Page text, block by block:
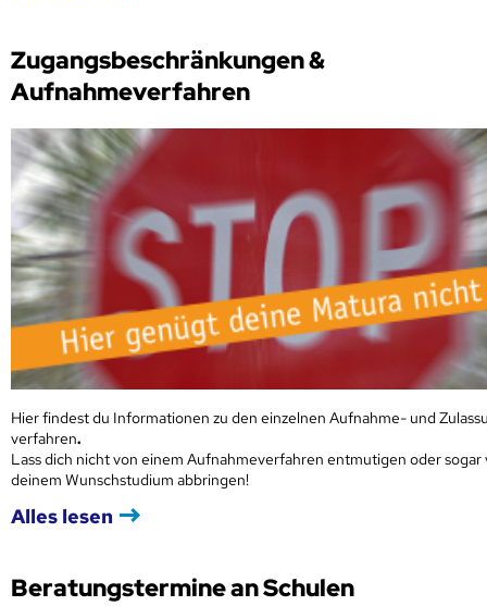
Zugangsbeschränkungen &
Aufnahmeverfahren
Hier findest du Informationen zu den einzelnen Aufnahme- und
verfahren.
Lass dich nicht von einem Aufnahmeverfahren entmutigen oder sogar
deinem Wunschstudium abbringen!
Alles lesen
Beratungstermine an Schulen